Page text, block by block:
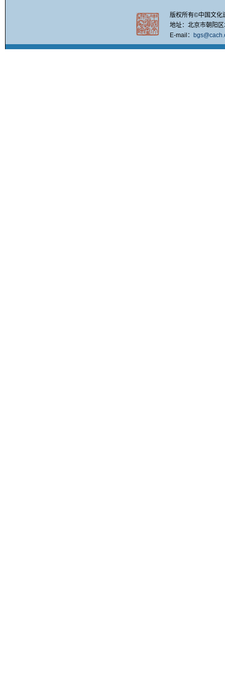
版权所有©中国文化
地址：北京市朝阳
E-mail：